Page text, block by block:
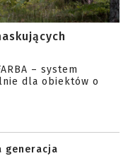
– system
dla obiektów o
generacja